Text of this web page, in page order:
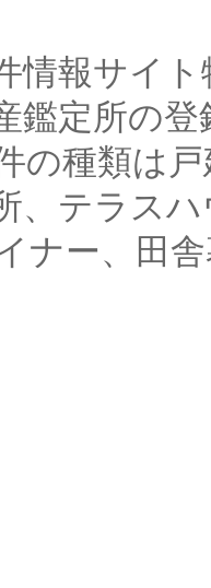
報サイト
鑑定所の
の種類は
、テラス
ナー、田